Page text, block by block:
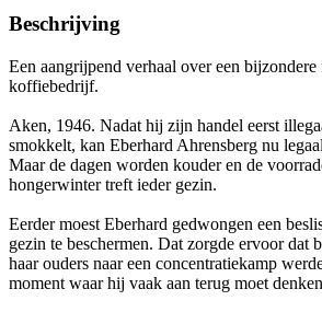
Beschrijving
Een aangrijpend verhaal over een
koffiebedrijf.
Aken, 1946. Nadat hij zijn handel eerst
smokkelt, kan Eberhard Ahrensberg nu
Maar de dagen worden kouder en de
hongerwinter treft ieder gezin.
Eerder moest Eberhard gedwongen een
gezin te beschermen. Dat zorgde ervoor dat
haar ouders naar een concentratiekamp
moment waar hij vaak aan terug moet